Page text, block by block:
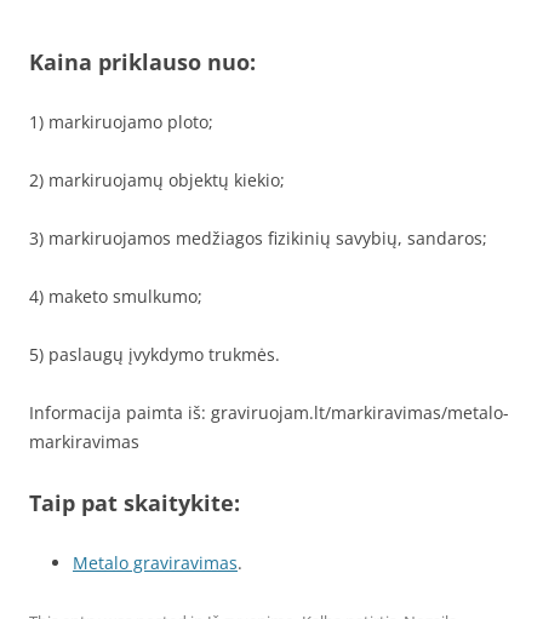
Kaina priklauso nuo:
1) markiruojamo ploto;
2) markiruojamų objektų kiekio;
3) markiruojamos medžiagos fizikinių savybių, sandaros;
4) maketo smulkumo;
5) paslaugų įvykdymo trukmės.
Informacija paimta iš: graviruojam.lt/markiravimas/metalo-
markiravimas
Taip pat skaitykite:
Metalo graviravimas.